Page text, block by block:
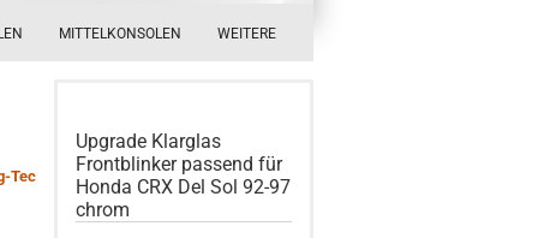
MITTELKONSOLEN WEITERE
Tec
Upgrade Klarglas
Frontblinker passend für
Honda CRX Del Sol 92-97
chrom